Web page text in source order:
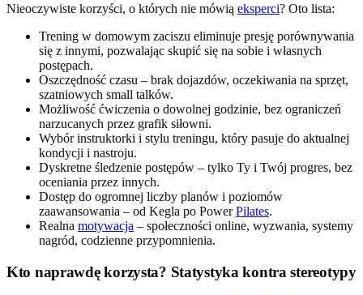
Nieoczywiste korzyści, o których nie mówią eksperci? Oto lista:
Trening w domowym zaciszu eliminuje presję porównywania
się z innymi, pozwalając skupić się na sobie i własnych
postępach.
Oszczędność czasu – brak dojazdów, oczekiwania na sprzęt,
szatniowych small talków.
Możliwość ćwiczenia o dowolnej godzinie, bez ograniczeń
narzucanych przez grafik siłowni.
Wybór instruktorki i stylu treningu, który pasuje do aktualnej
kondycji i nastroju.
Dyskretne śledzenie postępów – tylko Ty i Twój progres, bez
oceniania przez innych.
Dostęp do ogromnej liczby planów i poziomów
zaawansowania – od Kegla po PowerPilates.
Realna motywacja – społeczności online, wyzwania, systemy
nagród, codzienne przypomnienia.
Kto naprawdę korzysta? Statystyka kontra stereotypy